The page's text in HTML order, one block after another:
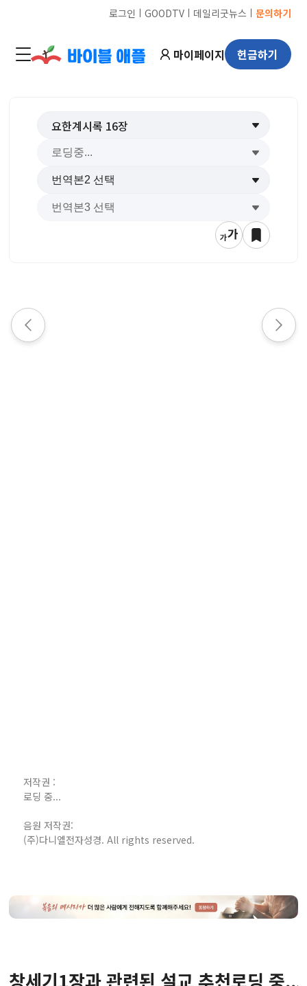
로그인 ㅣ GOODTVㅣ 데일리굿뉴스 ㅣ 문의하기
마이페이지 헌금하기
요한계시록 16장
저작권 :
로딩 중...
음원 저작권:
(주)다니엘전자성경. All rights reserved.
창세기1장과 관련된 설교 추천로딩 중...